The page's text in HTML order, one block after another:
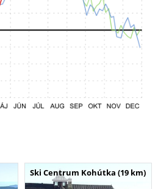
Ski Centrum Kohútka (19 km)